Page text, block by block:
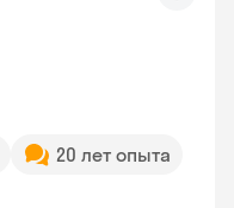
20 лет опыта